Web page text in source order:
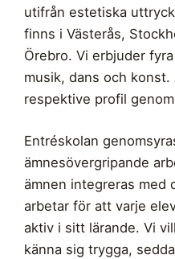
utifrån estetiska
finns i Västerås,
Örebro. Vi erbjuder
musik, dans och
respektive profil
Entréskolan
ämnesövergripande
ämnen integreras med
arbetar för att varje
aktiv i sitt lärande. Vi
känna sig trygga,